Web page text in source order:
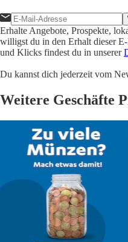
Erhalte Angebote, Prospekte,
willigst du in den Erhalt dieser
und Klicks findest du in unserer
Du kannst dich jederzeit vom
Weitere Geschäfte